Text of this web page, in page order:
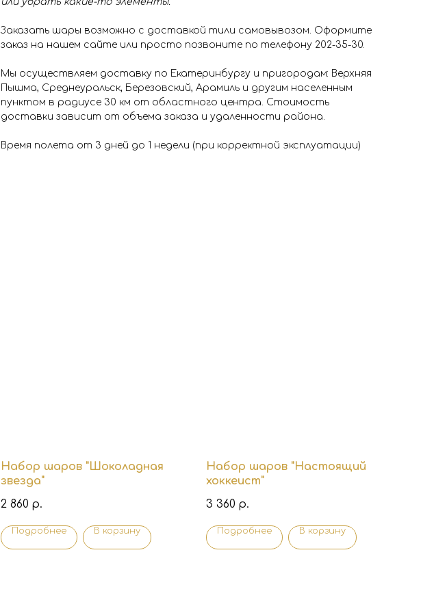
Заказать шары возможно с доставкой тили самовывозом. Оформите
заказ на нашем сайте или просто позвоните по телефону 202-35-30.
Мы осуществляем доставку по Екатеринбургу и пригородам: Верхняя
Пышма, Среднеуральск, Березовский, Арамиль и другим населенным
пунктом в радиусе 30 км от областного центра. Стоимость
доставки зависит от объема заказа и удаленности района.
Время полета от 3 дней до 1 недели (при корректной эксплуатации)
Набор шаров "Шоколадная
звезда"
2 860 р.
Подробнее В корзину
Набор шаров "Настоящий
хоккеист"
3 360 р.
Подробнее В корзину